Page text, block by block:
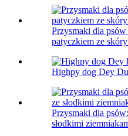
Przysmaki dla
patyczkiem ze
Highpy dog ​​Dey
Przysmaki dla
słodkimi